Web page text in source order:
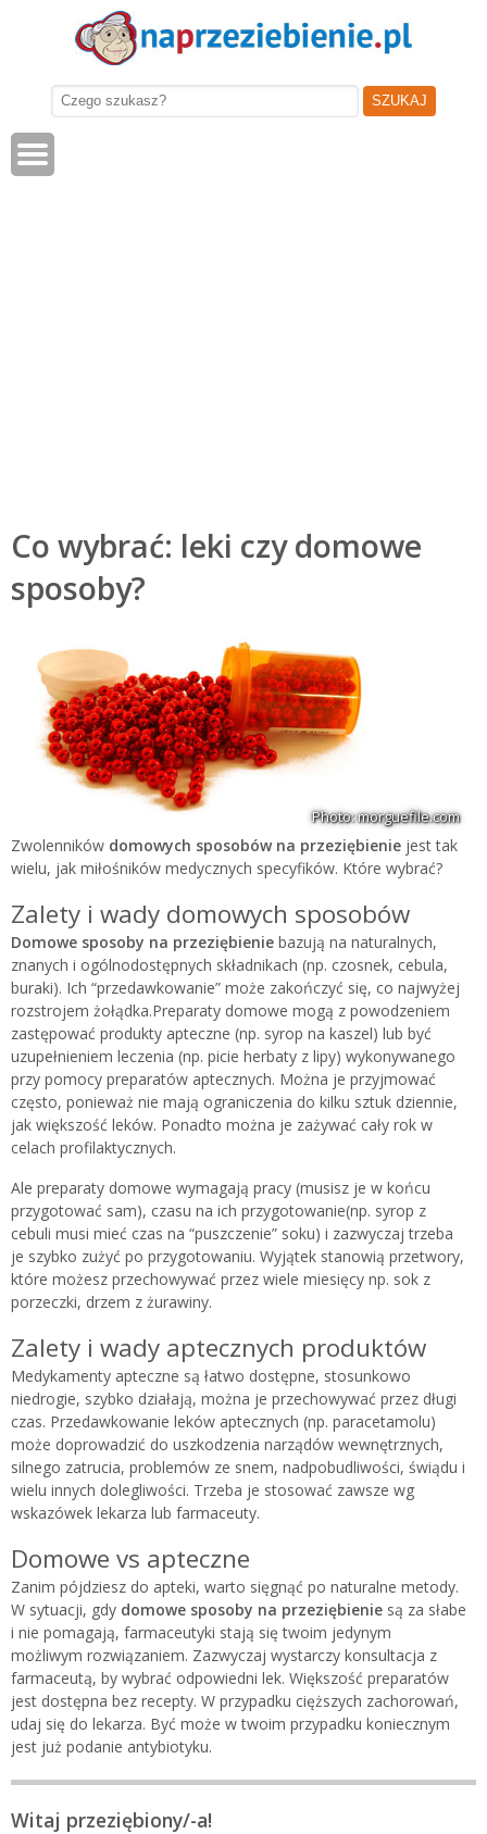
Co wybrać: leki czy domowe
sposoby?
Photo: morguefile.com
Zwolenników domowych sposobów na przeziębieniejest tak
wielu, jak miłośników medycznych specyfików. Które wybrać?
Zalety i wady domowych sposobów
Domowe sposoby na przeziębieniebazują na naturalnych,
znanych i ogólnodostępnych składnikach (np. czosnek, cebula,
buraki). Ich “przedawkowanie” może zakończyć się, co najwyżej
rozstrojem żołądka.Preparaty domowe mogą z powodzeniem
zastępować produkty apteczne (np. syrop na kaszel) lub być
uzupełnieniem leczenia (np. picie herbaty z lipy) wykonywanego
przy pomocy preparatów aptecznych. Można je przyjmować
często, ponieważ nie mają ograniczenia do kilku sztuk dziennie,
jak większość leków. Ponadto można je zażywać cały rok w
celach profilaktycznych.
Ale preparaty domowe wymagają pracy (musisz je w końcu
przygotować sam), czasu na ich przygotowanie(np. syrop z
cebuli musi mieć czas na “puszczenie” soku) i zazwyczaj trzeba
je szybko zużyć po przygotowaniu. Wyjątek stanowią przetwory,
które możesz przechowywać przez wiele miesięcy np. sok z
porzeczki, drzem z żurawiny.
Zalety i wady aptecznych produktów
Medykamenty apteczne są łatwo dostępne, stosunkowo
niedrogie, szybko działają, można je przechowywać przez długi
czas. Przedawkowanie leków aptecznych (np. paracetamolu)
może doprowadzić do uszkodzenia narządów wewnętrznych,
silnego zatrucia, problemów ze snem, nadpobudliwości, świądu i
wielu innych dolegliwości. Trzeba je stosować zawsze wg
wskazówek lekarza lub farmaceuty.
Domowe vs apteczne
Zanim pójdziesz do apteki, warto sięgnąć po naturalne metody.
W sytuacji, gdy domowe sposoby na przeziębieniesą za słabe
i nie pomagają, farmaceutyki stają się twoim jedynym
możliwym rozwiązaniem. Zazwyczaj wystarczy konsultacja z
farmaceutą, by wybrać odpowiedni lek. Większość preparatów
jest dostępna bez recepty. W przypadku cięższych zachorowań,
udaj się do lekarza. Być może w twoim przypadku koniecznym
jest już podanie antybiotyku.
Witaj przeziębiony/-a!